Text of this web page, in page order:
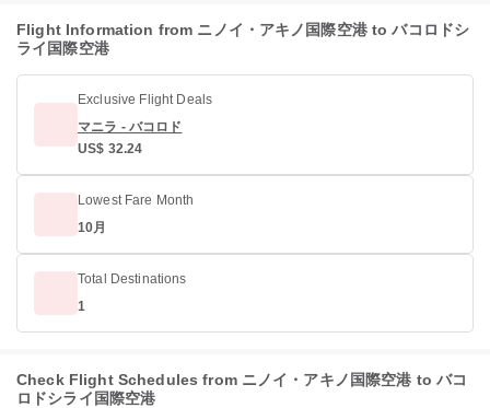
Flight Information from ニノイ・アキノ国際空港 to バコロドシ
ライ国際空港
Exclusive Flight Deals
マニラ - バコロド
US$ 32.24
Lowest Fare Month
10月
Total Destinations
1
Check Flight Schedules from ニノイ・アキノ国際空港 to バコ
ロドシライ国際空港